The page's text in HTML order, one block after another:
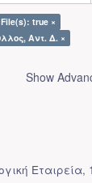
true ×
Αντ. Δ. ×
Show
Εταιρεία,